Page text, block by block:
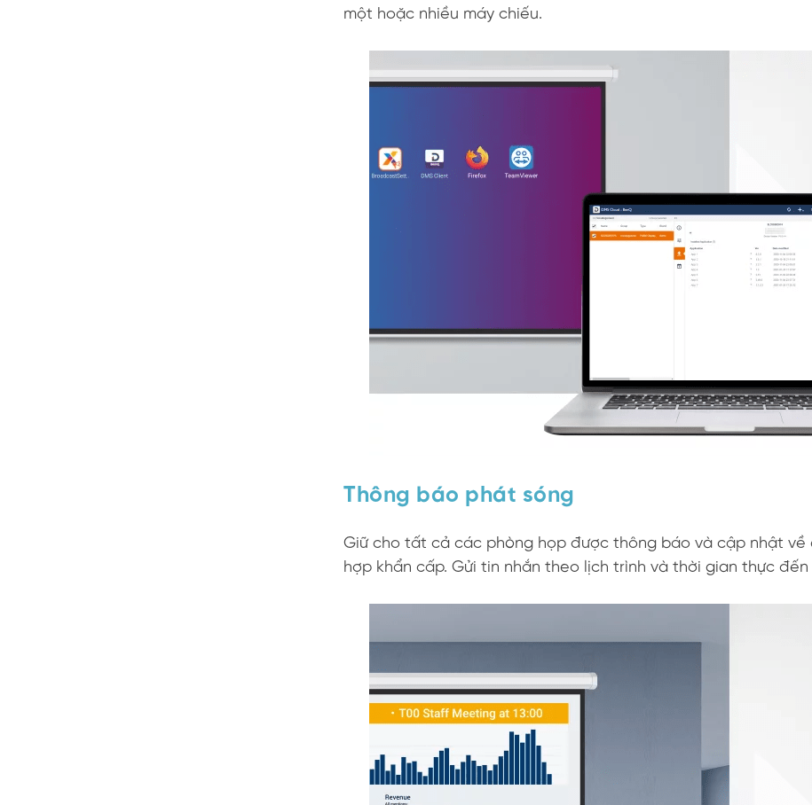
một hoặc nhiều máy chiếu.
Thông báo phát sóng
Giữ cho tất cả các phòng họp được thông báo và cập nhật
hợp khẩn cấp. Gửi tin nhắn theo lịch trình và thời gian thực đến